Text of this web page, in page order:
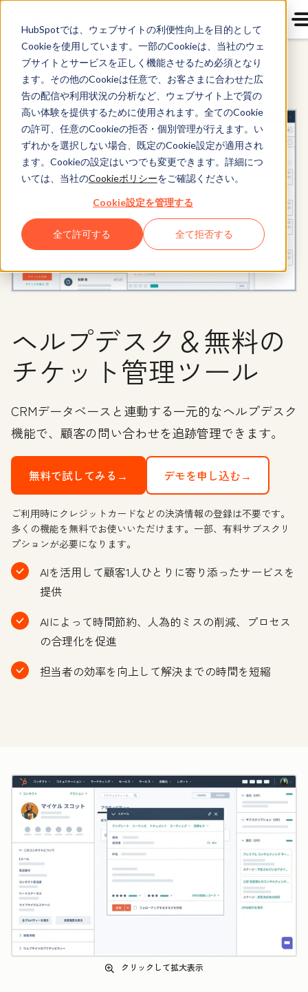
HubSpotでは、ウェブサイトの利便性向上を目的として
Cookieを使用しています。一部のCookieは、当社のウェ
ブサイトとサービスを正しく機能させるため必須となり
ます。その他のCookieは任意で、お客さまに合わせた広
告の配信や利用状況の分析など、ウェブサイト上で質の
高い体験を提供するために使用されます。全てのCookie
の許可、任意のCookieの拒否・個別管理が行えます。い
ずれかを選択しない場合、既定のCookie設定が適用され
ます。Cookieの設定はいつでも変更できます。詳細につ
いては、当社のCookieポリシーをご確認ください。
Cookie設定を管理する
全て許可する 全て拒否する
Service Hub
ヘルプデスク＆無料の
チケット管理ツール
CRMデータベースと連動する一元的なヘルプデスク
機能で、顧客の問い合わせを追跡管理できます。
無料で試してみる→ デモを申し込む→
ご利用時にクレジットカードなどの決済情報の登録は不要です。
多くの機能を無料でお使いいただけます。一部、有料サブスクリ
プションが必要になります。
AIを活用して顧客1人ひとりに寄り添ったサービスを
提供
AIによって時間節約、人為的ミスの削減、プロセス
の合理化を促進
担当者の効率を向上して解決までの時間を短縮
クリックして拡大表示